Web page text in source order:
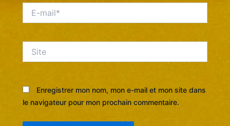
mail*
Enregistrer mon nom, mon e-mail et mon site dans
le navigateur pour mon prochain commentaire.